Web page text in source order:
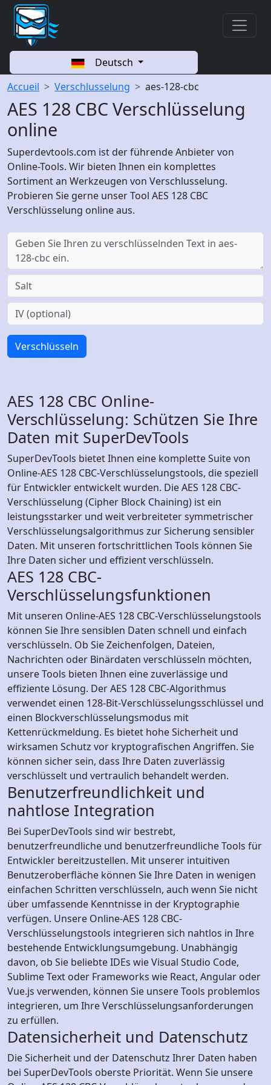
Deutsch
Accueil
Verschlusselung aes-128-cbc
AES 128 CBC Verschlüsselung
online
Superdevtools.com ist der führende Anbieter von
Online-Tools. Wir bieten Ihnen ein komplettes
Sortiment an Werkzeugen von Verschlusselung.
Probieren Sie gerne unser Tool AES 128 CBC
Verschlüsselung online aus.
Verschlüsseln
AES 128 CBC Online-
Verschlüsselung: Schützen Sie Ihre
Daten mit SuperDevTools
SuperDevTools bietet Ihnen eine komplette Suite von
Online-AES 128 CBC-Verschlüsselungstools, die speziell
für Entwickler entwickelt wurden. Die AES 128 CBC-
Verschlüsselung (Cipher Block Chaining) ist ein
leistungsstarker und weit verbreiteter symmetrischer
Verschlüsselungsalgorithmus zur Sicherung sensibler
Daten. Mit unseren fortschrittlichen Tools können Sie
Ihre Daten sicher und effizient verschlüsseln.
AES 128 CBC-
Verschlüsselungsfunktionen
Mit unseren Online-AES 128 CBC-Verschlüsselungstools
können Sie Ihre sensiblen Daten schnell und einfach
verschlüsseln. Ob Sie Zeichenfolgen, Dateien,
Nachrichten oder Binärdaten verschlüsseln möchten,
unsere Tools bieten Ihnen eine zuverlässige und
effiziente Lösung. Der AES 128 CBC-Algorithmus
verwendet einen 128-Bit-Verschlüsselungsschlüssel und
einen Blockverschlüsselungsmodus mit
Kettenrückmeldung. Es bietet hohe Sicherheit und
wirksamen Schutz vor kryptografischen Angriffen. Sie
können sicher sein, dass Ihre Daten zuverlässig
verschlüsselt und vertraulich behandelt werden.
Benutzerfreundlichkeit und
nahtlose Integration
Bei SuperDevTools sind wir bestrebt,
benutzerfreundliche und benutzerfreundliche Tools für
Entwickler bereitzustellen. Mit unserer intuitiven
Benutzeroberfläche können Sie Ihre Daten in wenigen
einfachen Schritten verschlüsseln, auch wenn Sie nicht
über umfassende Kenntnisse in der Kryptographie
verfügen. Unsere Online-AES 128 CBC-
Verschlüsselungstools integrieren sich nahtlos in Ihre
bestehende Entwicklungsumgebung. Unabhängig
davon, ob Sie beliebte IDEs wie Visual Studio Code,
Sublime Text oder Frameworks wie React, Angular oder
Vue.js verwenden, können Sie unsere Tools problemlos
integrieren, um Ihre Verschlüsselungsanforderungen
zu erfüllen.
Datensicherheit und Datenschutz
Die Sicherheit und der Datenschutz Ihrer Daten haben
bei SuperDevTools oberste Priorität. Wenn Sie unsere